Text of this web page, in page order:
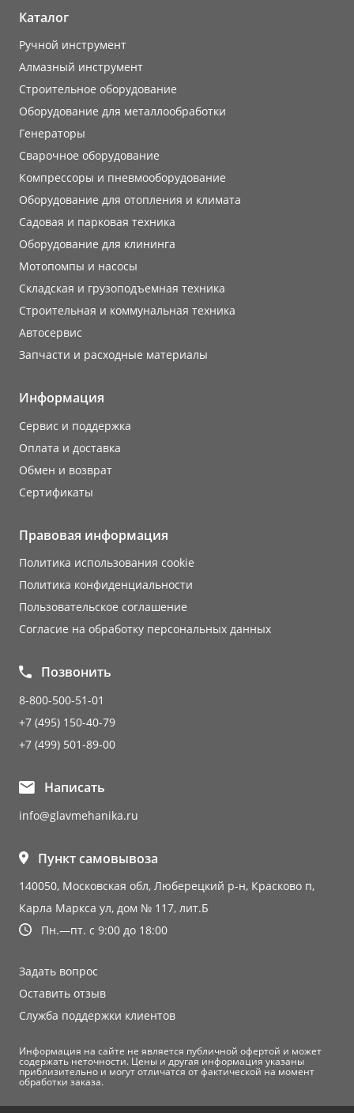
Каталог
Ручной инструмент
Алмазный инструмент
Строительное оборудование
Оборудование для металлообработки
Генераторы
Сварочное оборудование
Компрессоры и пневмооборудование
Оборудование для отопления и климата
Садовая и парковая техника
Оборудование для клининга
Мотопомпы и насосы
Складская и грузоподъемная техника
Строительная и коммунальная техника
Автосервис
Запчасти и расходные материалы
Информация
Сервис и поддержка
Оплата и доставка
Обмен и возврат
Сертификаты
Правовая информация
Политика использования cookie
Политика конфиденциальности
Пользовательское соглашение
Согласие на обработку персональных данных
Позвонить
8-800-500-51-01
+7 (495) 150-40-79
+7 (499) 501-89-00
Написать
info@glavmehanika.ru
Пункт самовывоза
140050, Московская обл, Люберецкий р-н, Красково п,
Карла Маркса ул, дом № 117, лит.Б
Пн.—пт. с 9:00 до 18:00
Задать вопрос
Оставить отзыв
Служба поддержки клиентов
Информация на сайте не является публичной офертой и может
содержать неточности. Цены и другая информация указаны
приблизительно и могут отличатся от фактической на момент
обработки заказа.